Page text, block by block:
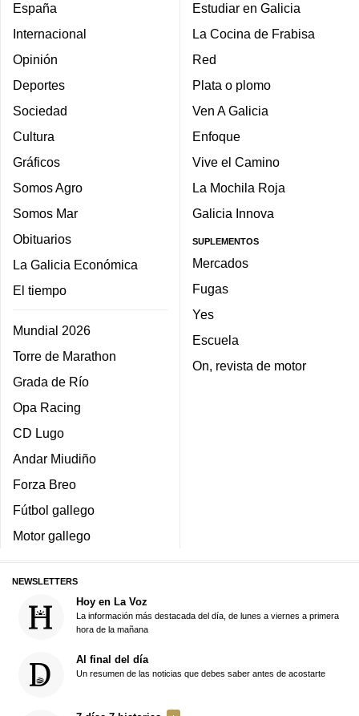
España
Internacional
Opinión
Deportes
Sociedad
Cultura
Gráficos
Somos Agro
Somos Mar
Obituarios
La Galicia Económica
El tiempo
Mundial 2026
Torre de Marathon
Grada de Río
Opa Racing
CD Lugo
Andar Miudiño
Forza Breo
Fútbol gallego
Motor gallego
Estudiar en Galicia
La Cocina de Frabisa
Red
Plata o plomo
Ven A Galicia
Enfoque
Vive el Camino
La Mochila Roja
Galicia Innova
SUPLEMENTOS
Mercados
Fugas
Yes
Escuela
On, revista de motor
NEWSLETTERS
Hoy en La Voz
La información más destacada del día, de lunes a viernes a primera
hora de la mañana
Al final del día
Un resumen de las noticias que debes saber antes de acostarte